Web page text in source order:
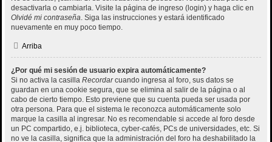
desactivarla o cambiarla. Visite la página de ingreso (login) y haga clic en
Olvidé mi contraseña. Siga las instrucciones y estará identificado
nuevamente en muy poco tiempo.
Arriba
¿Por qué mi sesión de usuario expira automáticamente?
Si no activa la casilla Recordarcuando ingresa al foro, sus datos se
guardan en una cookie segura, que se elimina al salir de la página o al
cabo de cierto tiempo. Esto previene que su cuenta pueda ser usada por
otra persona. Para que el sistema le reconozca automáticamente solo
marque la casilla al ingresar. No es recomendable si accede al foro desde
un PC compartido, e.j. biblioteca, cyber-cafés, PCs de universidades, etc. Si
no ve la casilla, significa que la administración del foro ha deshabilitado la